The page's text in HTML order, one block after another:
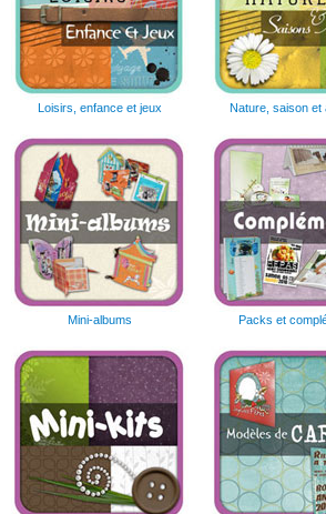
Loisirs, enfance et jeux Nature, saison et
Mini-albums Packs et